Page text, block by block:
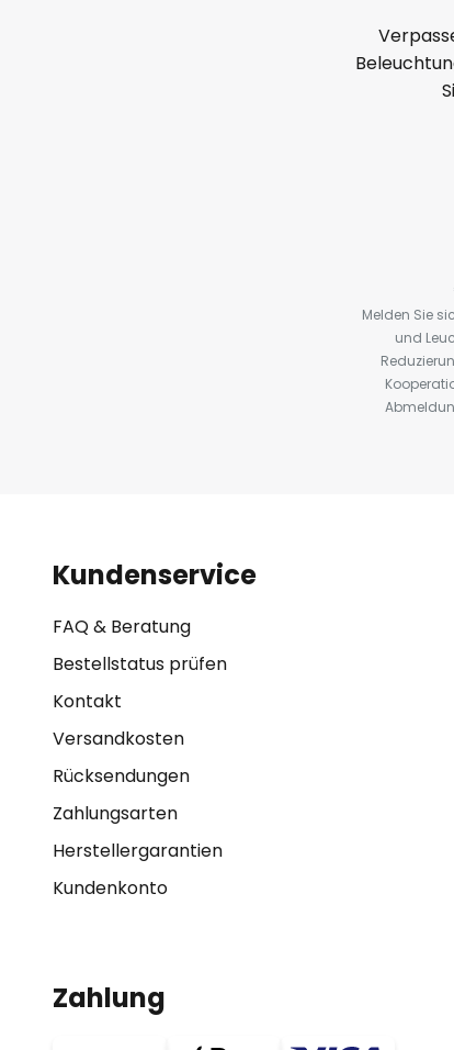
Melden Sie
und
Kundenservice
FAQ & Beratung
Bestellstatus prüfen
Kontakt
Versandkosten
Rücksendungen
Zahlungsarten
Herstellergarantien
Kundenkonto
Zahlung